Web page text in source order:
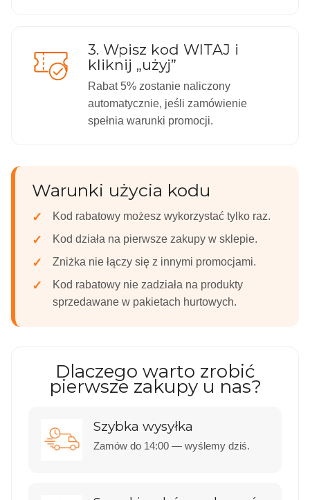
3. Wpisz kod WITAJ i
kliknij „użyj”
Rabat 5% zostanie naliczony
automatycznie, jeśli zamówienie
spełnia warunki promocji.
Warunki użycia kodu
✓ Kod rabatowy możesz wykorzystać tylko raz.
✓ Kod działa na pierwsze zakupy w sklepie.
✓ Zniżka nie łączy się z innymi promocjami.
✓
Kod rabatowy nie zadziała na produkty
sprzedawane w pakietach hurtowych.
Dlaczego warto zrobić
pierwsze zakupy u nas?
Szybka wysyłka
Zamów do 14:00 — wyślemy dziś.